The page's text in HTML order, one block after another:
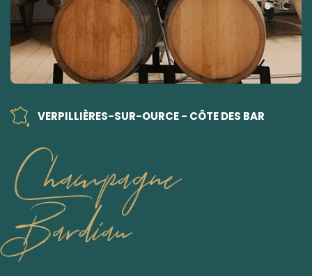
VERPILLIÈRES-SUR-OURCE - CÔTE DES BAR
Champagne
Bardiau